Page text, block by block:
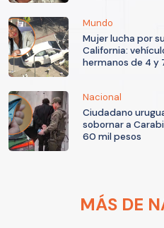
Mundo
Mujer lucha por
California:
hermanos de 4 y
Nacional
Ciudadano
sobornar a
60 mil pesos
MÁS DE